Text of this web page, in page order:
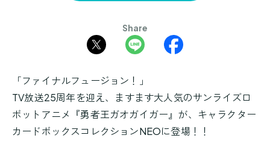
Share
「ファイナルフュージョン！」
TV放送25周年を迎え、ますます大人気のサンライズロ
ボットアニメ『勇者王ガオガイガー』が、キャラクター
カードボックスコレクションNEOに登場！！